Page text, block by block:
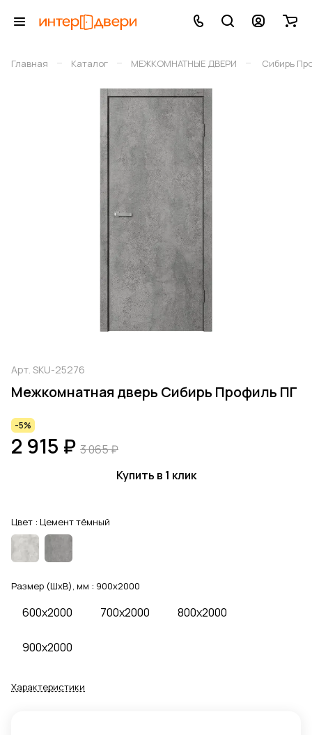
Главная – Каталог – МЕЖКОМНАТНЫЕ ДВЕРИ – Сибирь
Арт. SKU-25276
Межкомнатная дверь Сибирь Профиль ПГ
-5%
2 915 ₽ 3 065 ₽
Купить в 1 клик
Цвет : Цемент тёмный
Размер (ШхВ), мм : 900x2000
600x2000 700x2000 800x2000
900x2000
Характеристики